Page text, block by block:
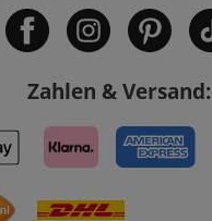
Zahlen & Versand: